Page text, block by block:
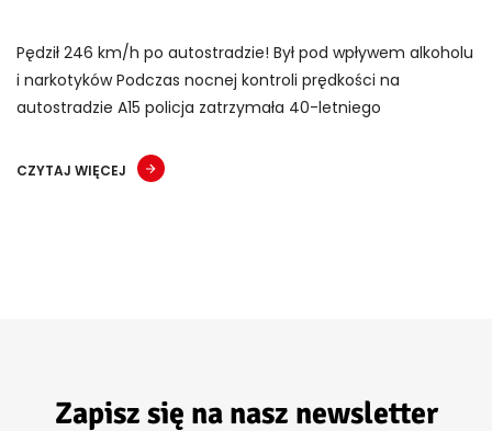
Pędził 246 km/h po autostradzie! Był pod wpływem alkoholu
i narkotyków Podczas nocnej kontroli prędkości na
autostradzie A15 policja zatrzymała 40-letniego
CZYTAJ WIĘCEJ
Zapisz się na nasz newsletter